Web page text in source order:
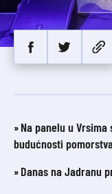
Na panelu u
budućnosti
Danas na Jadranu